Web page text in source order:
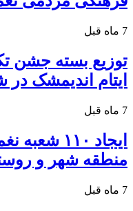
7 ماه قبل
توزیع بسته جشن
ایتام اندیمشک
7 ماه قبل
منطقه شهر و
7 ماه قبل